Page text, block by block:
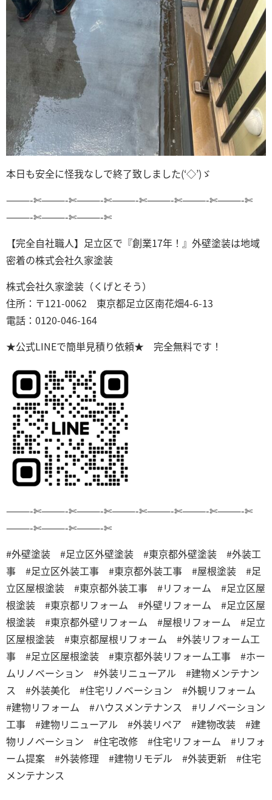
本日も安全に怪我なしで終了致しました(‘◇’)ゞ
———-✄———-✄———-✄———-✄———-✄———-✄———-✄
———-✄———-✄———-✄
【完全自社職人】足立区で『創業17年！』外壁塗装は地域
密着の株式会社久家塗装
株式会社久家塗装（くげとそう）
住所：〒121-0062 東京都足立区南花畑4-6-13
電話：0120-046-164
★公式LINEで簡単見積り依頼★ 完全無料です！
———-✄———-✄———-✄———-✄———-✄———-✄———-✄
———-✄———-✄———-✄
#外壁塗装 #足立区外壁塗装 #東京都外壁塗装 #外装工
事 #足立区外装工事 #東京都外装工事 #屋根塗装 #足
立区屋根塗装 #東京都外装工事 #リフォーム #足立区屋
根塗装 #東京都リフォーム #外壁リフォーム #足立区屋
根塗装 #東京都外壁リフォーム #屋根リフォーム #足立
区屋根塗装 #東京都屋根リフォーム #外装リフォーム工
事 #足立区屋根塗装 #東京都外装リフォーム工事 #ホー
ムリノベーション #外装リニューアル #建物メンテナン
ス #外装美化 #住宅リノベーション #外観リフォーム
#建物リフォーム #ハウスメンテナンス #リノベーション
工事 #建物リニューアル #外装リペア #建物改装 #建
物リノベーション #住宅改修 #住宅リフォーム #リフォ
ーム提案 #外装修理 #建物リモデル #外装更新 #住宅
メンテナンス